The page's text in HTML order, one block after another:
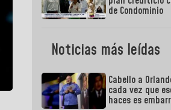
de Condominio
Noticias más leídas
Cabello a
cada vez que
haces es